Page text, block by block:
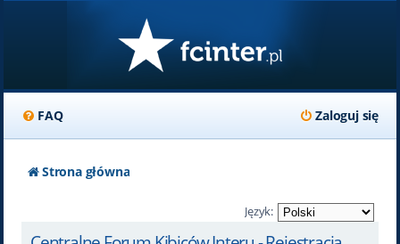
FAQ Zaloguj się
Strona główna
Język: